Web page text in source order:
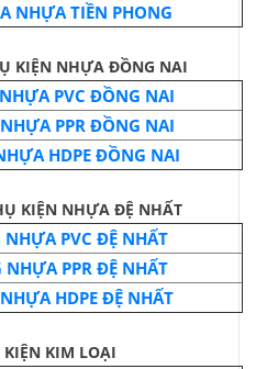
NHỰA TIỀN PHONG
KIỆN NHỰA ĐỒNG NAI
PVC ĐỒNG NAI
PPR ĐỒNG NAI
HDPE ĐỒNG NAI
KIỆN NHỰA ĐỆ NHẤT
NHỰA PVC ĐỆ NHẤT
NHỰA PPR ĐỆ NHẤT
HDPE ĐỆ NHẤT
KIM LOẠI